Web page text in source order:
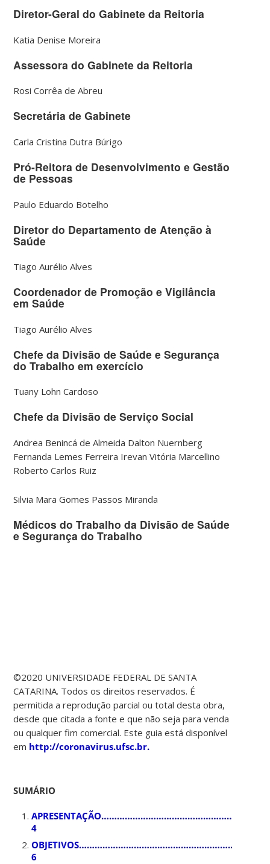
Diretor-Geral do Gabinete da Reitoria
Katia Denise Moreira
Assessora do Gabinete da Reitoria
Rosi Corrêa de Abreu
Secretária de Gabinete
Carla Cristina Dutra Búrigo
Pró-Reitora de Desenvolvimento e Gestão
de Pessoas
Paulo Eduardo Botelho
Diretor do Departamento de Atenção à
Saúde
Tiago Aurélio Alves
Coordenador de Promoção e Vigilância
em Saúde
Tiago Aurélio Alves
Chefe da Divisão de Saúde e Segurança
do Trabalho em exercício
Tuany Lohn Cardoso
Chefe da Divisão de Serviço Social
Andrea Benincá de Almeida Dalton Nuernberg
Fernanda Lemes Ferreira Irevan Vitória Marcellino
Roberto Carlos Ruiz
Silvia Mara Gomes Passos Miranda
Médicos do Trabalho da Divisão de Saúde
e Segurança do Trabalho
©2020 UNIVERSIDADE FEDERAL DE SANTA
CATARINA. Todos os direitos reservados. É
permitida a reprodução parcial ou total desta obra,
desde que citada a fonte e que não seja para venda
ou qualquer fim comercial. Este guia está disponível
em http://coronavirus.ufsc.br.
SUMÁRIO
4
6